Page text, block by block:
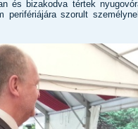
és bizakodva tértek
perifériájára szorult